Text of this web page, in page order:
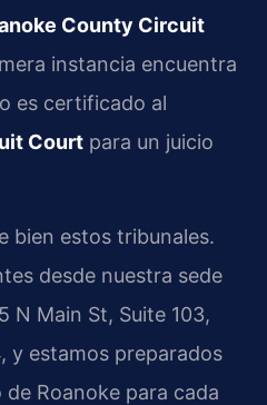
County Circuit
instancia encuentra
es certificado al
Court para un juicio
bien estos tribunales.
desde nuestra sede
N Main St, Suite 103,
y estamos preparados
Roanoke para cada